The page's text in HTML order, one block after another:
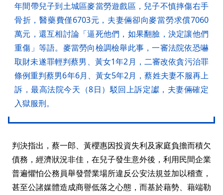
年間帶兒子到土城區麥當勞遊戲區，兒子不慎摔傷右手
骨折，醫藥費僅6703元，夫妻倆卻向麥當勞求償7060
萬元，還互相討論「逼死他們，如果翻臉，決定讓他們
重傷」等語。麥當勞向檢調檢舉此事，一審法院依恐嚇
取財未遂罪輕判蔡男、黃女1年2月，二審改依貪污治罪
條例重判蔡男6年6月、黃女5年2月，蔡姓夫妻不服再上
訴，最高法院今天（8日）駁回上訴定讞，夫妻倆確定
入獄服刑。
判決指出，蔡一郎、黃櫻惠因投資失利及家庭負擔而積欠
債務，經濟狀況非佳，在兒子發生意外後，利用民間企業
普遍懼怕公務員舉發營業場所違反公安法規並加以稽查，
甚至公諸媒體造成商譽低落之心態，而基於藉勢、藉端勒